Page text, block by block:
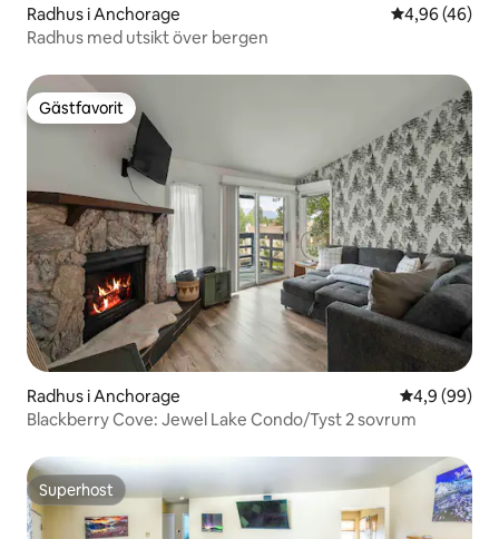
Radhus i Anchorage 4,96 av 5 i
4,96 (46)
Radhus med utsikt över bergen
Gästfavorit
Gästfavorit
Radhus i Anchorage 4,9 av 5 i
4,9 (99)
Blackberry Cove: Jewel Lake Condo/Tyst 2 sovrum
Superhost
Superhost